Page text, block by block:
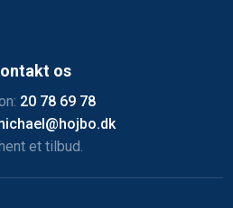
os
20 78 69 78
et tilbud.